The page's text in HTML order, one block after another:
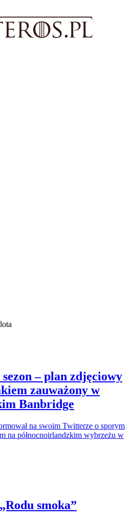
– plan zdjęciowy
zauważony w
Banbridge
na swoim Twitterze o sporym
na północnoirlandzkim wybrzeżu w
smoka”